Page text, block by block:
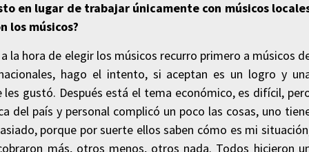
en lugar de trabajar únicamente con músicos
los músicos?
hora de elegir los músicos recurro primero a músicos
hago el intento, si aceptan es un logro y
gustó. Después está el tema económico, es difícil,
del país y personal complicó un poco las cosas, uno
porque por suerte ellos saben cómo es mi
más, otros menos, otros nada. Todos hicieron